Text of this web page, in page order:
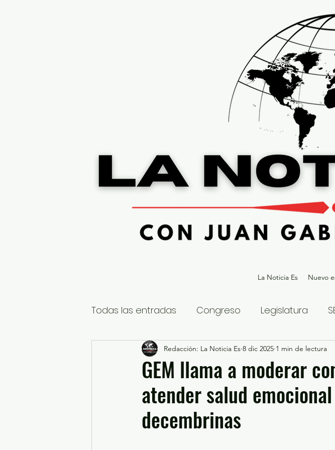
La Noticia Es Nuevo
Todas las entradas Congreso Legislatura
Nacional Estatal Gubernatura
Educación y Cultura Seguridad y Justicia
¿Qué pasa en tus municipios?
GEM llama a moderar
atender salud
decembrinas
Redacción: La Noticia Es 8 dic 2025 1 min de lectura